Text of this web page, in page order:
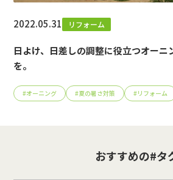
2022.05.31 リフォーム
日よけ、日差しの調整に役立つオーニ
を。
#オーニング #夏の暑さ対策 #リフォーム
おすすめの#タ